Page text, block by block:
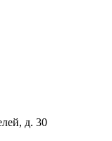
д. 30